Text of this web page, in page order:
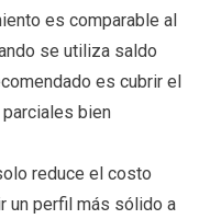
es comparable al
se utiliza saldo
es cubrir el
bien
reduce el costo
un perfil más sólido a